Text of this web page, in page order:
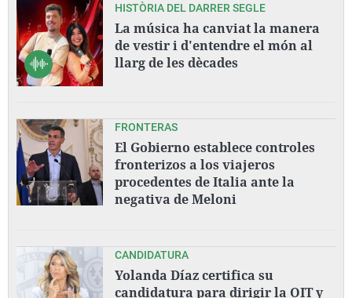
HISTÒRIA DEL DARRER SEGLE
La música ha canviat la manera
de vestir i d'entendre el món al
llarg de les dècades
FRONTERAS
El Gobierno establece controles
fronterizos a los viajeros
procedentes de Italia ante la
negativa de Meloni
CANDIDATURA
Yolanda Díaz certifica su
candidatura para dirigir la OIT y